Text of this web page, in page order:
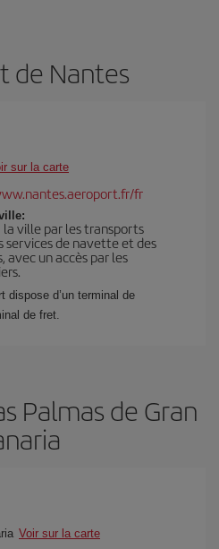
de Nantes
sur la carte
fr
la ville par les transports
services de navette et des
avec un accès par les
dispose d’un terminal de
de fret.
Palmas de Gran
Voir sur la carte